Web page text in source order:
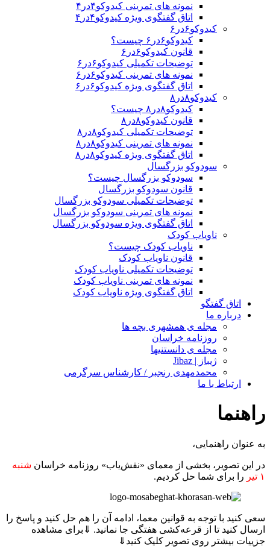
نمونه های تمرینی کیدوکو۴در۴
اتاق گفتگوی ویژه کیدوکو۴در۴
کیدوکو۶در۶
کیدوکو۶در۶ چیست؟
قانون کیدوکو۶در۶
توضیحات تکمیلی کیدوکو۶در۶
نمونه های تمرینی کیدوکو۶در۶
اتاق گفتگوی ویژه کیدوکو۶در۶
کیدوکو۸در۸
کیدوکو۸در۸ چیست؟
قانون کیدوکو۸در۸
توضیحات تکمیلی کیدوکو۸در۸
نمونه های تمرینی کیدوکو۸در۸
اتاق گفتگوی ویژه کیدوکو۸در۸
سودوکو بزرگسال
سودوکو بزرگسال چیست؟
قانون سودوکو بزرگسال
توضیحات تکمیلی سودوکو بزرگسال
نمونه های تمرینی سودوکو بزرگسال
اتاق گفتگوی ویژه سودوکو بزرگسال
ناویاب کودک
ناویاب کودک چیست؟
قانون ناویاب کودک
توضیحات تکمیلی ناویاب کودک
نمونه های تمرینی ناویاب کودک
اتاق گفتگوی ویژه ناویاب کودک
اتاق گفتگو
درباره ما
مجله ی همشهری بچه ها
روزنامه خراسان
مجله ی دانستنیها
ژیباز | Jibaz
محمدمهدی رنجبر / کارشناس سرگرمی
ارتباط با ما
راهنما
به عنوان راهنمایی،
در این تصویر، بخشی از معمای «نقش‌یاب» روزنامه خراسان ‌شنبه
۱ تیر
را برای شما حل کردیم.
سعی کنید با توجه به قوانین معما، ادامه آن را هم حل کنید و پاسخ را
ارسال کنید تا از قرعه‌کشی هفتگی جا نمانید. ⇓برای مشاهده
جزییات بیشتر روی تصویر کلیک کنید⇓